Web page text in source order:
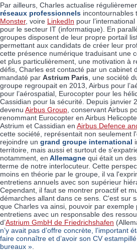
Par ailleurs, Charles actualise
réseaux professionnels incontournables
Monster, voire LinkedIn pour
pour le secteur IT (informatique). En
groupes disposent de leur propre portail
permettant aux candidats de créer leur
cette présence numérique traduisant une
et plus particulièrement, une motivation à
défis, Charles est contacté par un cabinet
mandaté par Astrium Paris , une société
groupe regroupait en 2013, Airbus pour
pour l’aérospatial, Eurocopter pour les
Cassidian pour la sécurité. Depuis janvier
devenu Airbus Group , conservant Airbus
renommant Eurocopter en Airbus
Astrium et Cassidian en Airbus Defence
cette société, représentait non seulement
rejoindre un grand groupe international
territoire, mais aussi et surtout de
notamment, en Allemagne qui était un
terme de notre interlocuteur. Cette
moins en théorie par le groupe, il va
entretiens annuels avec son supérieur
Cependant, il faut se montrer proactif et
démarches allant dans ce sens. C'est sur
que Charles va ainsi, pouvoir par exemple
entretiens avec un responsable des
d’Astrium GmbH de Friedrichshafen
n’y avait pas d’offre concrète, l’important
faire connaître et d’avoir son CV
bureaux »